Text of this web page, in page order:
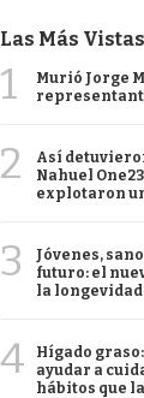
Las Más Vistas
1
Murió Jorge
2
Así
Nahuel
explotaron
3
Jóvenes,
futuro: el
la
4
Hígado
ayudar a
hábitos que